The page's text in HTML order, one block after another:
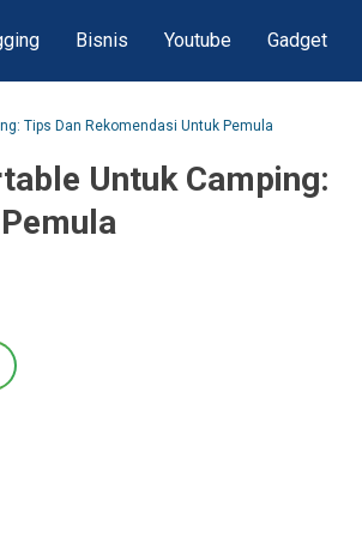
Bisnis Youtube Gadget
Tips Dan Rekomendasi Untuk Pemula
Untuk Camping: